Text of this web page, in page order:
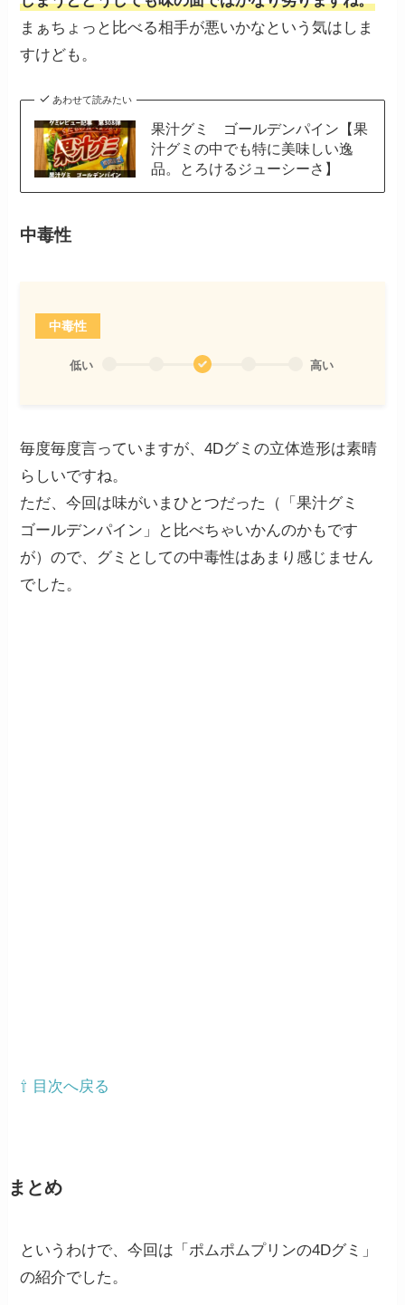
まぁちょっと比べる相手が悪いかなという気はしま
すけども。
あわせて読みたい
果汁グミ ゴールデンパイン【果
汁グミの中でも特に美味しい逸
品。とろけるジューシーさ】
中毒性
中毒性
低い 高い
毎度毎度言っていますが、4Dグミの立体造形は素晴
らしいですね。
ただ、今回は味がいまひとつだった（「果汁グミ
ゴールデンパイン」と比べちゃいかんのかもです
が）ので、グミとしての中毒性はあまり感じません
でした。
⇧ 目次へ戻る
まとめ
というわけで、今回は「ポムポムプリンの4Dグミ」
の紹介でした。